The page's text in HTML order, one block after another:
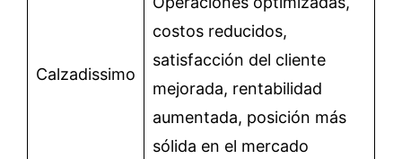
Calzadissimo
costos reducidos,
satisfacción del cliente
mejorada, rentabilidad
aumentada, posición más
sólida en el mercado